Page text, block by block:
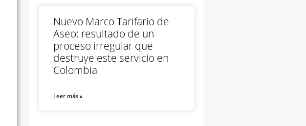
Nuevo Marco Tarifario de
Aseo: resultado de un
proceso irregular que
destruye este servicio en
Colombia
Leer más »